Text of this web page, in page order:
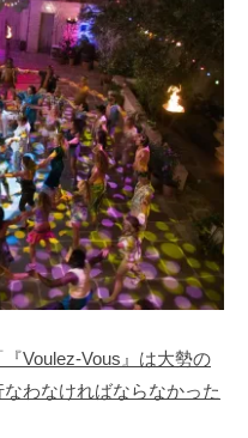
Voulez-Vous』は大勢の
わなければならなかった